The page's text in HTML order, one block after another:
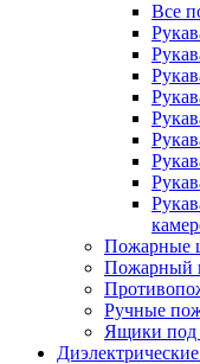
Все
Пожарные
Пожарный
Ручные
Ящики под
Диэлектрические